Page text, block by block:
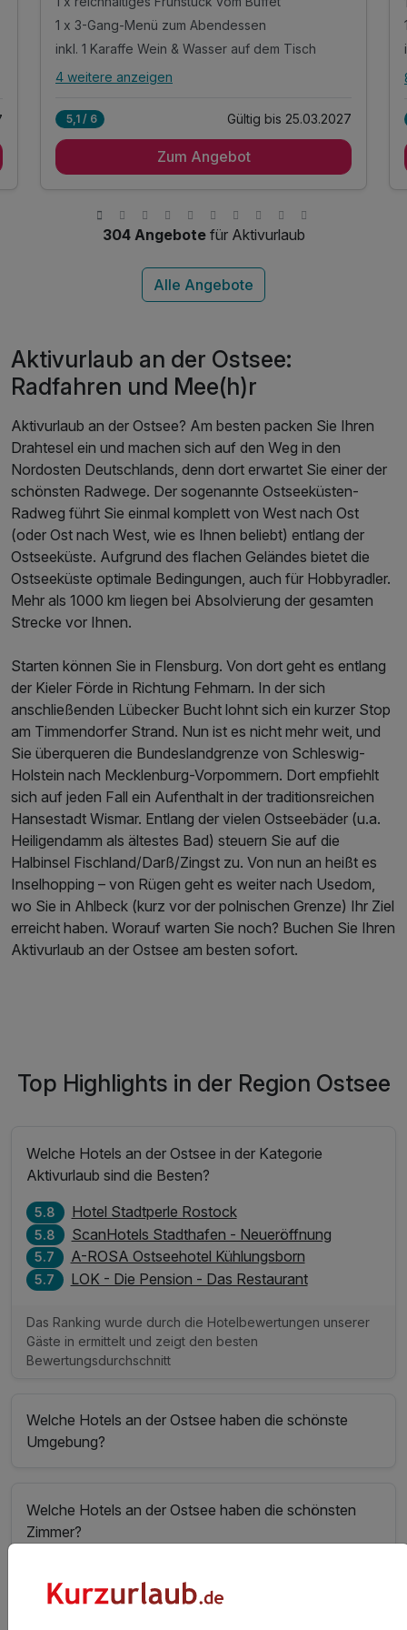
1 x 3-Gang-Menü zum Abendessen
inkl. 1 Karaffe Wein & Wasser auf dem Tisch
Alle Inklusivleistungen
1 x reichhaltiges Frühstück vom Buffet
inkl. Nutzung der Sauna
inkl. Nutzung W-Lan
4 weitere anzeigen
5,1 / 6 Gültig bis 25.03.2027
Zum Angebot
304 Angebotefür Aktivurlaub
Aktivurlaub an der Ostsee:
Radfahren und Mee(h)r
Aktivurlaub an der Ostsee? Am besten packen Sie Ihren
Drahtesel ein und machen sich auf den Weg in den
Nordosten Deutschlands, denn dort erwartet Sie einer der
schönsten Radwege. Der sogenannte Ostseeküsten-
Radweg führt Sie einmal komplett von West nach Ost
(oder Ost nach West, wie es Ihnen beliebt) entlang der
Ostseeküste. Aufgrund des flachen Geländes bietet die
Ostseeküste optimale Bedingungen, auch für Hobbyradler.
Mehr als 1000 km liegen bei Absolvierung der gesamten
Strecke vor Ihnen.
Starten können Sie in Flensburg. Von dort geht es entlang
der Kieler Förde in Richtung Fehmarn. In der sich
anschließenden Lübecker Bucht lohnt sich ein kurzer Stop
am Timmendorfer Strand. Nun ist es nicht mehr weit, und
Sie überqueren die Bundeslandgrenze von Schleswig-
Holstein nach Mecklenburg-Vorpommern. Dort empfiehlt
sich auf jeden Fall ein Aufenthalt in der traditionsreichen
Hansestadt Wismar. Entlang der vielen Ostseebäder (u.a.
Heiligendamm als ältestes Bad) steuern Sie auf die
Halbinsel Fischland/Darß/Zingst zu. Von nun an heißt es
Inselhopping – von Rügen geht es weiter nach Usedom,
wo Sie in Ahlbeck (kurz vor der polnischen Grenze) Ihr Ziel
erreicht haben. Worauf warten Sie noch? Buchen Sie Ihren
Aktivurlaub an der Ostsee am besten sofort.
Top Highlights in der Region Ostsee
Welche Hotels an der Ostsee in der Kategorie
Aktivurlaub sind die Besten?
5.8 Hotel Stadtperle Rostock
5.8 ScanHotels Stadthafen - Neueröffnung
5.7 A-ROSA Ostseehotel Kühlungsborn
5.7 LOK - Die Pension - Das Restaurant
Das Ranking wurde durch die Hotelbewertungen unserer
Gäste in ermittelt und zeigt den besten
Bewertungsdurchschnitt
Welche Hotels an der Ostsee haben die schönste
Umgebung?
Welche Hotels an der Ostsee haben die schönsten
Zimmer?
Welche Hotels an der Ostsee in der Kategorie